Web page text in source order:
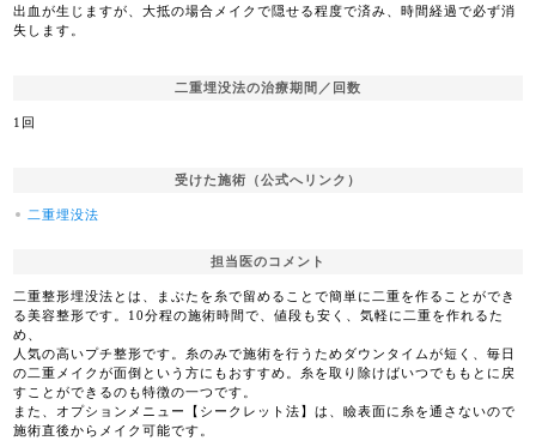
出血が生じますが、大抵の場合メイクで隠せる程度で済み、時間経過で必ず消
失します。
二重埋没法の治療期間／回数
1回
受けた施術（公式へリンク）
二重埋没法
担当医のコメント
二重整形埋没法とは、まぶたを糸で留めることで簡単に二重を作ることができ
る美容整形です。10分程の施術時間で、値段も安く、気軽に二重を作れるた
め、
人気の高いプチ整形です。糸のみで施術を行うためダウンタイムが短く、毎日
の二重メイクが面倒という方にもおすすめ。糸を取り除けばいつでももとに戻
すことができるのも特徴の一つです。
また、オプションメニュー【シークレット法】は、瞼表面に糸を通さないので
施術直後からメイク可能です。